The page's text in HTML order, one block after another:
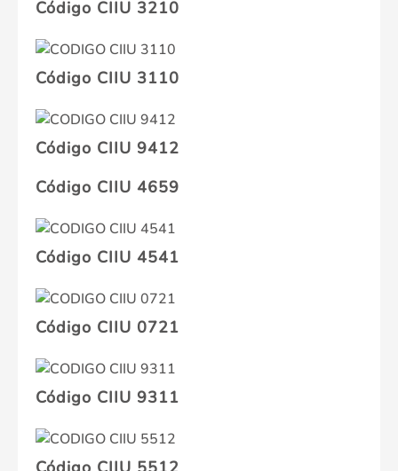
Código CIIU 3210
Código CIIU 3110
Código CIIU 9412
Código CIIU 4659
Código CIIU 4541
Código CIIU 0721
Código CIIU 9311